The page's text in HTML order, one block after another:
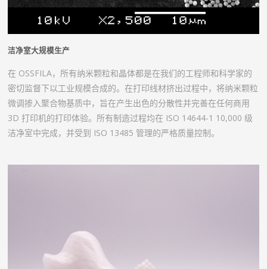
洁净室大规模生产
在 OSSFILA，所有纳米颗粒和晶体都是在我们的工程师和科学家的
密切监督下以工业规模合成的。在打印线材挤出过程中，将纳米颗粒
微调掺入聚合物基质中，旨在产生出色的分散性并完善在任何商用
3D 打印机的打印体验。所有制造过程均在 ISO 14644-1 10,000 级
洁净室中完成，并受到 ISO 13485 管理的严格质量控制。